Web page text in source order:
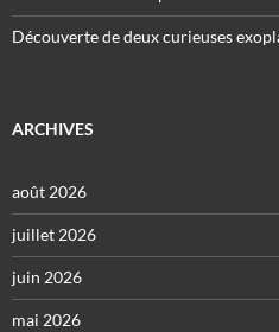
Découverte de deux curieuses
ARCHIVES
août 2026
juillet 2026
juin 2026
mai 2026